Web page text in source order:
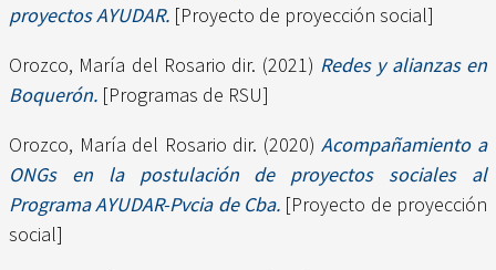
proyectos AYUDAR. [Proyecto de proyección social]
Orozco, María del Rosario dir. (2021) Redes y alianzas en
Boquerón. [Programas de RSU]
Orozco, María del Rosario dir. (2020)Acompañamiento a
ONGs en la postulación de proyectos sociales al
Programa AYUDAR-Pvcia de Cba. [Proyecto de proyección
social]